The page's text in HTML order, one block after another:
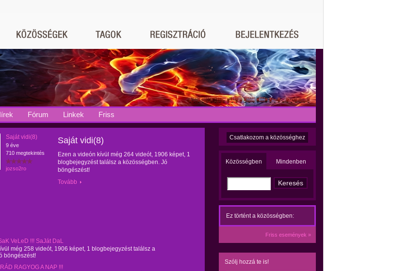
Fórum Linkek Friss
Saját vidi(8)
9 éve
710 megtekintés
jozso2ro
Saját vidi(8)
Ezen a videón kívül még 264 videót, 1906 képet, 1
blogbejegyzést találsz a közösségben. Jó
böngészést!
Tovább
VeLeD !!! SaJát DaL
még 258 videót, 1906 képet, 1 blogbejegyzést találsz a
böngészést!
RAGYOG A NAP !!!
Csatlakozom a közösséghez
Közösségben Mindenben
Ez történt a közösségben:
Friss események »
Szólj hozzá te is!